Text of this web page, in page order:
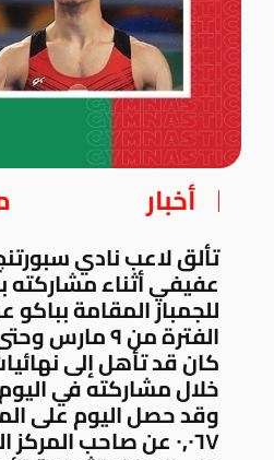
أخبار
تألق لاعب نادي
عفيفي أثناء مشاركته
للجمباز المقامة بباكو
كان قد تأهل إلى
خلال مشاركته في
وقد حصل اليوم على
٠٫٠٦٧ عن صاحب